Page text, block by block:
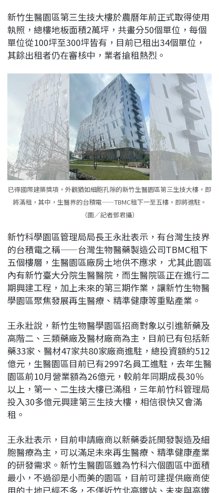
b
o
o
k
a
d
s
e
d
I
n
L
i
n
k
新竹生醫園區第三生技大樓於農曆年前正式取得使用
執照，總樓地板面積2萬坪，共畫分50個單位，每個
單位從100坪至300坪皆有，目前已租出34個單位，
其餘出租者仍在審核中，業者搶租熱烈。
已得國際建築獎項，外觀猶如細胞孔隙的新竹生醫園區第三生技大樓，即
將滿租，其中，生醫界的台積電——TBMC租下一至五樓，即將進駐。
（圖／記者鄧君攝）
新竹科學園區管理局局長王永壯表示，有台灣生技界
的台積電之稱——台灣生物醫藥製造公司TBMC租下
五個樓層，生醫園區廠房土地供不應求， 尤其此園區
內有新竹臺大分院生醫醫院，而生醫院區正在進行二
期興建工程，加上未來的第三期作業，讓新竹生物醫
學園區聚焦發展再生醫療、精準健康等重點產業。
王永壯說，新竹生物醫學園區招商對象以引進新藥及
高階二、三類藥廠及醫材廠商為主，目前已有包括新
藥33家、醫材47家共80家廠商進駐，總投資額約512
億元，生醫園區目前已有2997名員工進駐，去年生醫
園區前10月營業額為26億元，較前年同期成長30％
以上，第一、二生技大樓已滿租，三年前竹科管理局
投入30多億元興建第三生技大樓，相信很快又會滿
租。
王永壯表示，目前申請廠商以新藥委託開發製造及細
胞醫療為主，可以滿足未來再生醫療、精準健康產業
的研發需求。新竹生醫園區雖為竹科六個園區中面積
最小，不過卻是小而美的園區，目前可建提供廠商使
用的土地已經不多，不僅近竹北高鐵站、未來與高鐵